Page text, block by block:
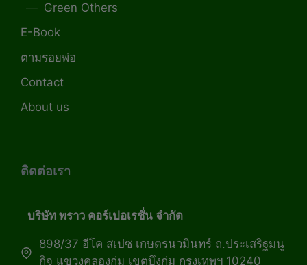
Green Others
E-Book
ตามรอยพ่อ
Contact
About us
ติดต่อเรา
บริษัท พราว คอร์เปอเรชั่น จำกัด
898/37 อีโค สเปซ เกษตรนวมินทร์ ถ.ประเสริฐมนู
กิจ แขวงคลองกุ่ม เขตบึงกุ่ม กรุงเทพฯ 10240